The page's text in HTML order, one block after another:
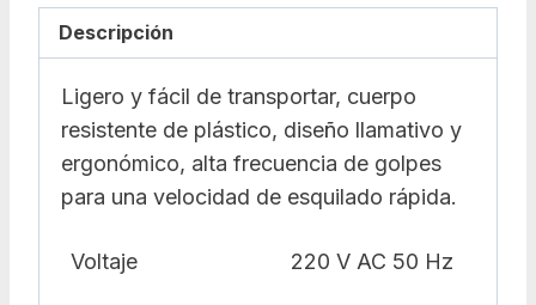
Descripción
Ligero y fácil de transportar, cuerpo
resistente de plástico, diseño llamativo y
ergonómico, alta frecuencia de golpes
para una velocidad de esquilado rápida.
Voltaje 220 V AC 50 Hz